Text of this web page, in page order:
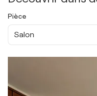
Pièce
Salon